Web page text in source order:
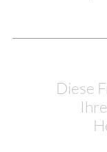
Diese